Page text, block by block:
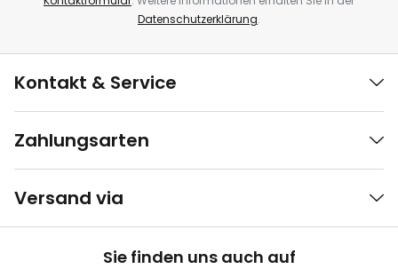
Datenschutzerklärung.
Kontakt & Service
Zahlungsarten
Versand via
Sie finden uns auch auf